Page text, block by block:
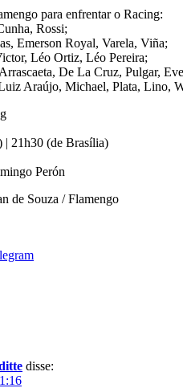
para enfrentar o Racing:
Rossi;
Emerson Royal, Varela, Viña;
Léo Ortiz, Léo Pereira;
De La Cruz, Pulgar,
Araújo, Michael, Plata, Lino,
| 21h30 (de Brasília)
Perón
de Souza / Flamengo
disse: